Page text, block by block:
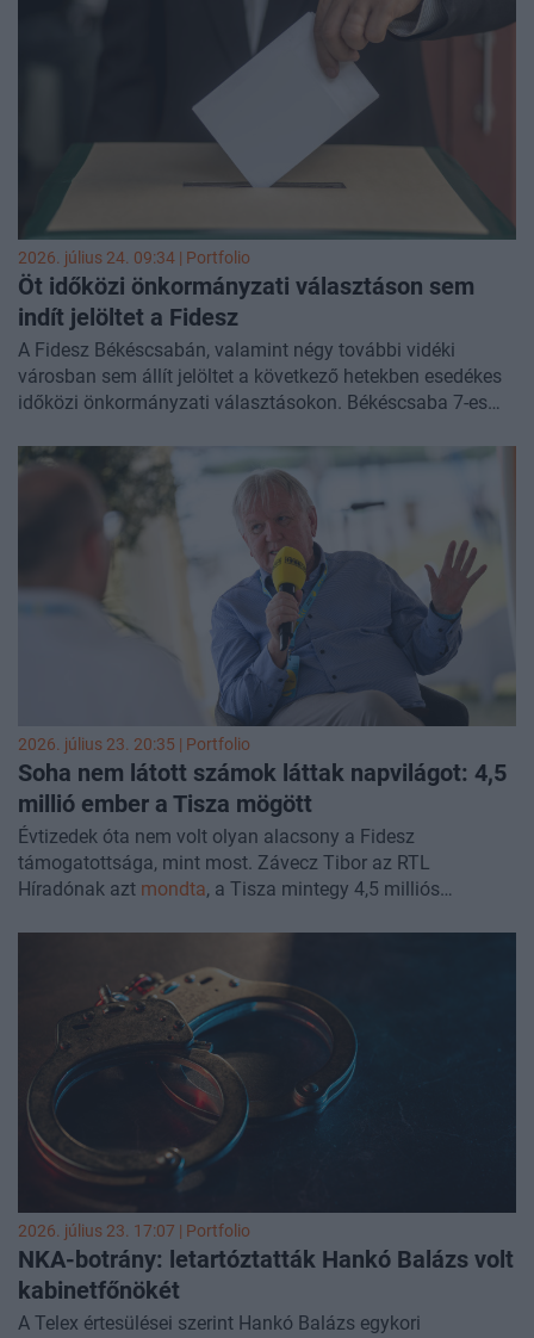
2026. július 24. 09:34 | Portfolio
Öt időközi önkormányzati választáson sem
indít jelöltet a Fidesz
A Fidesz Békéscsabán, valamint négy további vidéki
városban sem állít jelöltet a következő hetekben esedékes
időközi önkormányzati választásokon. Békéscsaba 7-es
pedig Mohácson, Makón, Mezőtúron és Mátészalkán
tartanak időközi választást fideszes induló nélkül.
2026. július 23. 20:35 | Portfolio
Soha nem látott számok láttak napvilágot: 4,5
millió ember a Tisza mögött
Évtizedek óta nem volt olyan alacsony a Fidesz
támogatottsága, mint most. Závecz Tibor az RTL
Híradónak azt mondta, a Tisza mintegy 4,5 milliós
2026. július 23. 17:07 | Portfolio
NKA-botrány: letartóztatták Hankó Balázs volt
kabinetfőnökét
A Telex értesülései szerint Hankó Balázs egykori